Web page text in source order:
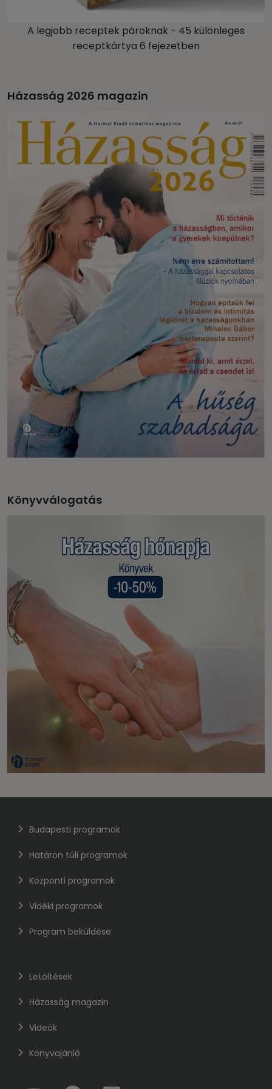
A legjobb receptek pároknak - 45 különleges
receptkártya 6 fejezetben
Házasság 2026 magazin
Könyvválogatás
Budapesti programok
Határon túli programok
Központi programok
Vidéki programok
Program beküldése
Letöltések
Házasság magazin
Videók
Könyvajánló